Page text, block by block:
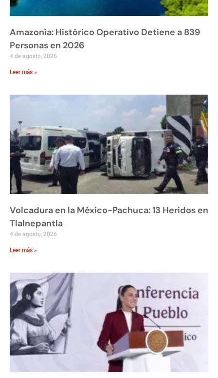
Amazonía: Histórico Operativo Detiene a 839
Personas en 2026
4 de agosto, 2026
Leer más »
Volcadura en la México-Pachuca: 13 Heridos en
Tlalnepantla
4 de agosto, 2026
Leer más »